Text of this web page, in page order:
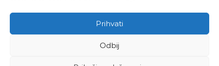
Prihvati
Odbij